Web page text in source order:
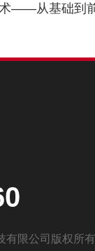
——从基础到
有限公司版权所有